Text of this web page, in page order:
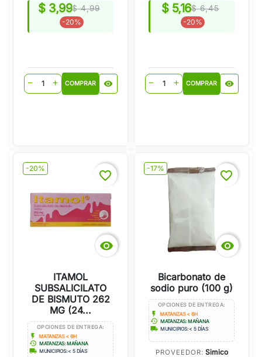
$ 3,99$ 4,99
-20%
remove add COMPRAR visibility
$ 5,16$ 6,45
-20%
remove add COMPRAR visibility
-20%

favorite_border
ITAMOL
SUBSALICILATO
DE BISMUTO 262
MG (24...
OPCIONES DE ENTREGA:
flash_on MATANZAS < 6H
history MATANZAS: MAÑANA
local_shipping MUNICIPIOS: < 5 DÍAS
-17%

favorite_border
Bicarbonato de
sodio puro (100 g)
OPCIONES DE ENTREGA:
flash_on MATANZAS < 6H
history MATANZAS: MAÑANA
local_shipping MUNICIPIOS: < 5 DÍAS
PROVEEDOR: Simico